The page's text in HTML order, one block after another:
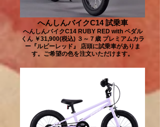
へんしんバイクC14 試乗車
へんしんバイクC14 RUBY RED with ペダル
くん ￥31,900(税込) ３～７歳 プレミアムカラ
ー『ルビーレッド』 店頭に試乗車がありま
す。ご希望の色を注文いただけます。